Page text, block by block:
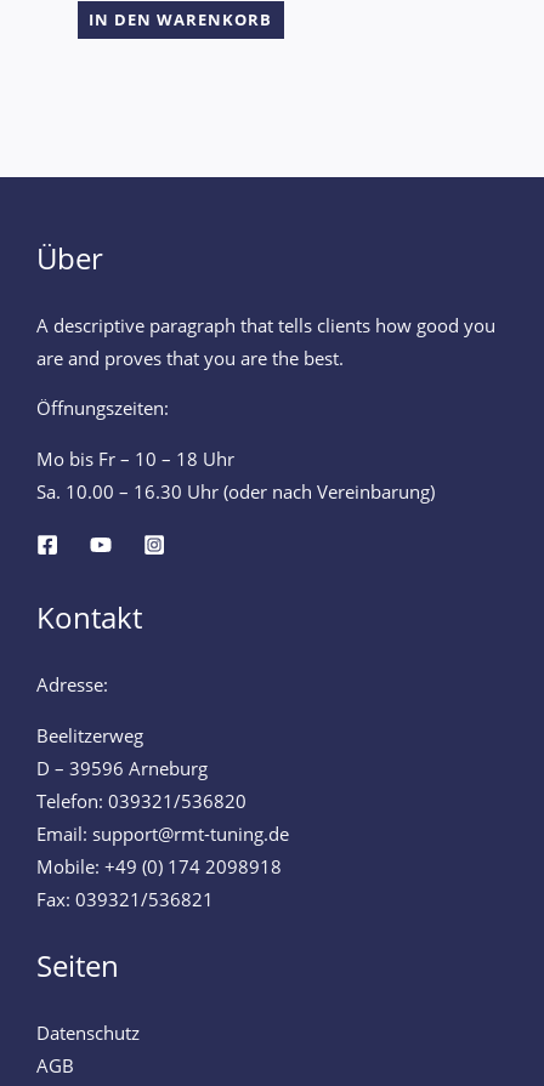
IN DEN WARENKORB
Über
A descriptive paragraph that tells clients how good you
are and proves that you are the best.
Öffnungszeiten:
Mo bis Fr – 10 – 18 Uhr
Sa. 10.00 – 16.30 Uhr (oder nach Vereinbarung)
Kontakt
Adresse:
Beelitzerweg
D – 39596 Arneburg
Telefon: 039321/536820
Email: support@rmt-tuning.de
Mobile: +49 (0) 174 2098918
Fax: 039321/536821
Seiten
Datenschutz
AGB